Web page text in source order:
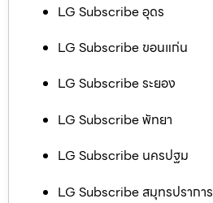
LG Subscribe อุดร
LG Subscribe ขอนแก่น
LG Subscribe ระยอง
LG Subscribe พัทยา
LG Subscribe นครปฐม
LG Subscribe สมุทรปราการ